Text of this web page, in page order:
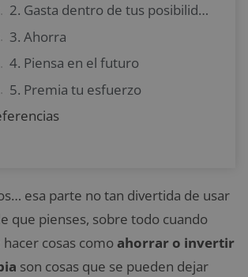
2. Gasta dentro de tus posibilidades
3. Ahorra
4. Piensa en el futuro
5. Premia tu esfuerzo
esa parte no tan divertida de usar
que pienses, sobre todo cuando
cosas como ahorrar o invertir
son cosas que se pueden dejar